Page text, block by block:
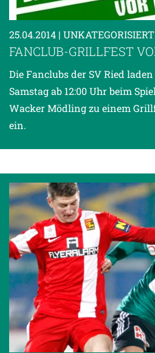
25.04.2014 | UNKATEGORISIERT
FANCLUB-GRILLFEST
Die Fanclubs der SV Ried
Samstag ab 12:00 Uhr beim
Wacker Mödling zu einem
ein.